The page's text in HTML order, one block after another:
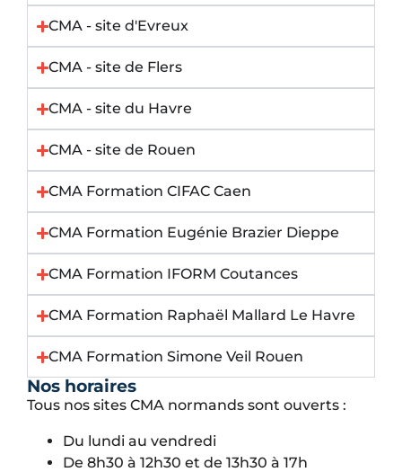
CMA - site d'Evreux
CMA - site de Flers
CMA - site du Havre
CMA - site de Rouen
CMA Formation CIFAC Caen
CMA Formation Eugénie Brazier Dieppe
CMA Formation IFORM Coutances
CMA Formation Raphaël Mallard Le Havre
CMA Formation Simone Veil Rouen
Nos horaires
Tous nos sites CMA normands sont ouverts :
Du lundi au vendredi
De 8h30 à 12h30 et de 13h30 à 17h